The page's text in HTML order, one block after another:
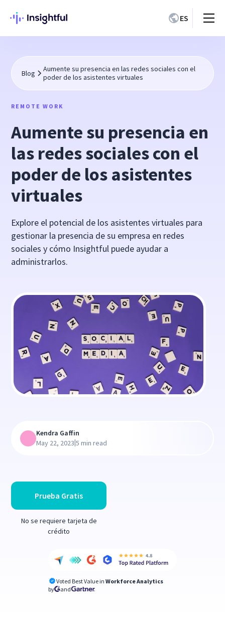
ES
Blog
Aumente su presencia en las redes sociales con el
poder de los asistentes virtuales
REMOTE WORK
Aumente su presencia en
las redes sociales con el
poder de los asistentes
virtuales
Explore el potencial de los asistentes virtuales para
gestionar la presencia de su empresa en redes
sociales y cómo Insightful puede ayudar a
administrarlos.
Prueba Gratis
No se requiere tarjeta de
crédito
Voted Best Value in Workforce Analytics
by
and
Kendra Gaffin
May 22, 2023|5 min read